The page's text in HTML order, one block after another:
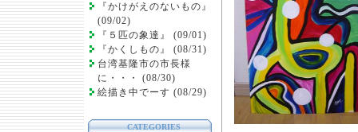
『かけがえのないもの』
(09/02)
『５匹の象達』 (09/01)
『かくしもの』 (08/31)
台湾基隆市の市長様
に・・・ (08/30)
絵描き中でーす (08/29)
CATEGORIES